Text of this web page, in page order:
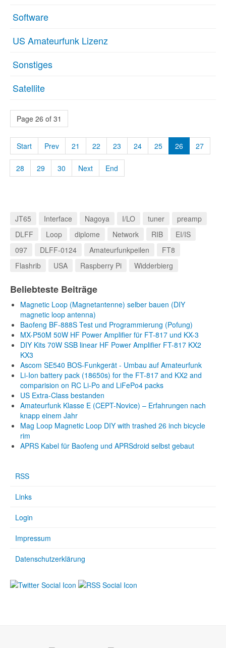
Software
US Amateurfunk Lizenz
Sonstiges
Satellite
Page 26 of 31
Start Prev 21 22 23 24 25 26 27
28 29 30 Next End
JT65 Interface Nagoya I/LO tuner
preamp
DLFF
Loop diplome Network RIB
EI/IS
097
DLFF-0124 Amateurfunkpeilen
FT8
Flashrib
USA Raspberry Pi Widderbierg
Beliebteste Beiträge
Magnetic Loop (Magnetantenne) selber bauen (DIY
magnetic loop antenna)
Baofeng BF-888S Test und Programmierung (Pofung)
MX-P50M 50W HF Power Amplifier für FT-817 und KX-3
DIY Kits 70W SSB linear HF Power Amplifier FT-817 KX2
KX3
Ascom SE540 BOS-Funkgerät - Umbau auf Amateurfunk
Li-Ion battery pack (18650s) for the FT-817 and KX2 and
comparision on RC Li-Po and LiFePo4 packs
US Extra-Class bestanden
Amateurfunk Klasse E (CEPT-Novice) – Erfahrungen nach
knapp einem Jahr
Mag Loop Magnetic Loop DIY with trashed 26 inch bicycle
rim
APRS Kabel für Baofeng und APRSdroid selbst gebaut
RSS
Links
Login
Impressum
Datenschutzerklärung